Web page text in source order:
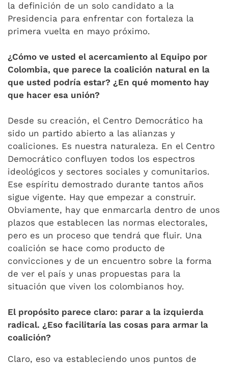
la definición de un solo candidato a la
Presidencia para enfrentar con fortaleza la
primera vuelta en mayo próximo.
¿Cómo ve usted el acercamiento al Equipo por
Colombia, que parece la coalición natural en la
que usted podría estar? ¿En qué momento hay
que hacer esa unión?
Desde su creación, el Centro Democrático ha
sido un partido abierto a las alianzas y
coaliciones. Es nuestra naturaleza. En el Centro
Democrático confluyen todos los espectros
ideológicos y sectores sociales y comunitarios.
Ese espíritu demostrado durante tantos años
sigue vigente. Hay que empezar a construir.
Obviamente, hay que enmarcarla dentro de unos
plazos que establecen las normas electorales,
pero es un proceso que tendrá que fluir. Una
coalición se hace como producto de
convicciones y de un encuentro sobre la forma
de ver el país y unas propuestas para la
situación que viven los colombianos hoy.
El propósito parece claro: parar a la izquierda
radical. ¿Eso facilitaría las cosas para armar la
coalición?
Claro, eso va estableciendo unos puntos de